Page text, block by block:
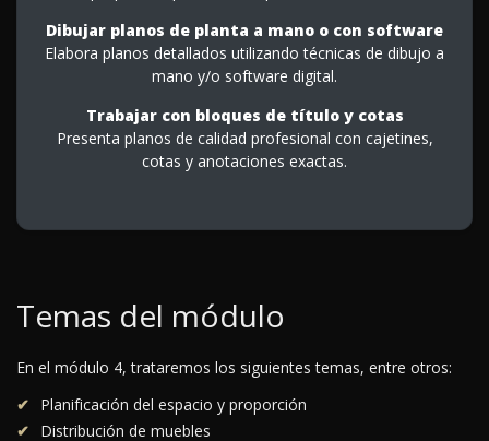
Dibujar planos de planta a mano o con software
Elabora planos detallados utilizando técnicas de dibujo a
mano y/o software digital.
Trabajar con bloques de título y cotas
Presenta planos de calidad profesional con cajetines,
cotas y anotaciones exactas.
Temas del módulo
En el módulo 4, trataremos los siguientes temas, entre otros:
Planificación del espacio y proporción
Distribución de muebles